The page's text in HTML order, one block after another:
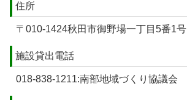
住所
〒010-1424秋田市御野場一丁目5番1号
施設貸出電話
018-838-1211:南部地域づくり協議会